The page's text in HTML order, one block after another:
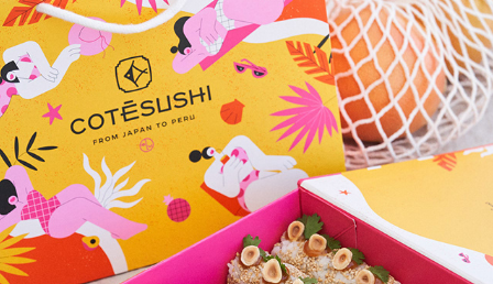
CÔTÉ SUSHI
2021